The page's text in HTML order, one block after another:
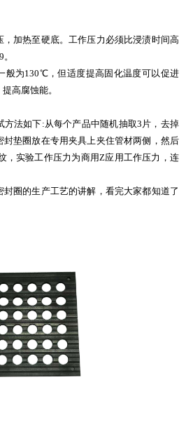
，加热至硬底。工作压力必须比浸渍时间高
般为130℃，但适度提高固化温度可以促进
高腐蚀能。
方法如下:从每个产品中随机抽取3片，去掉
封垫圈放在专用夹具上夹住管材两侧，然后
，实验工作压力为商用Z应用工作压力，连
封圈的生产工艺的讲解，看完大家都知道了